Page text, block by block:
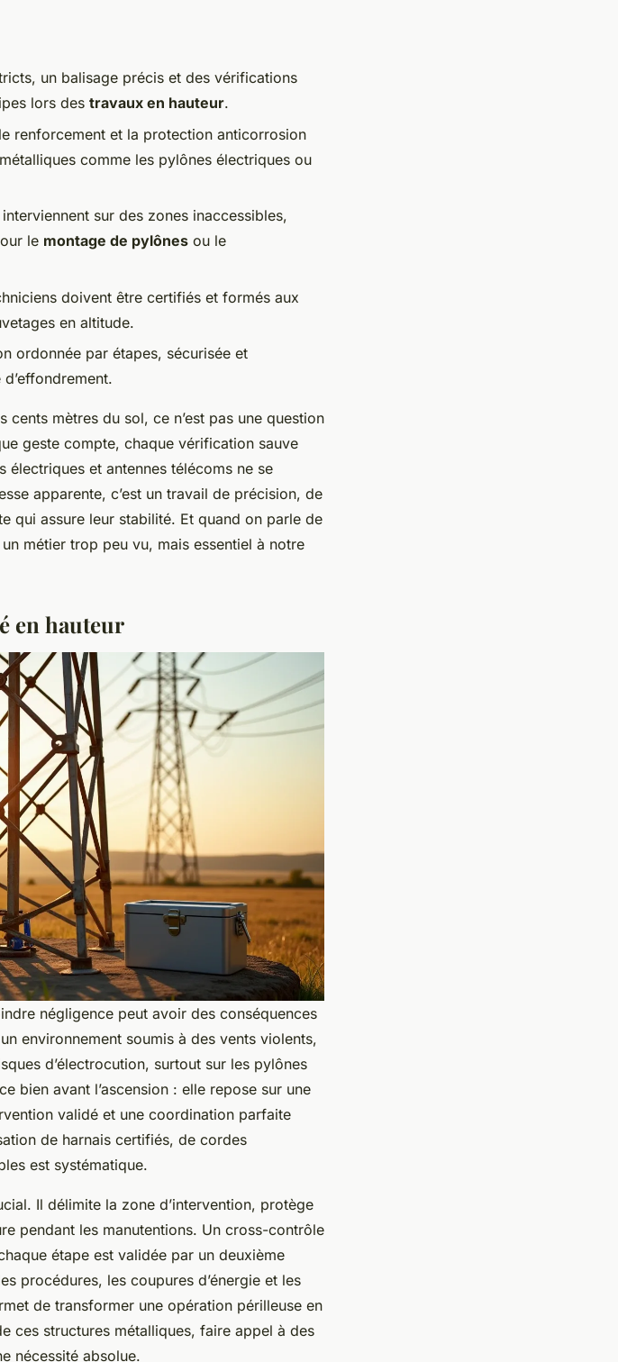
un balisage précis et des vérifications
lors des travaux en hauteur.
renforcement et la protection anticorrosion
métalliques comme les pylônes électriques ou
sur des zones inaccessibles,
le montage de pylônes ou le
doivent être certifiés et formés aux
en altitude.
ordonnée par étapes, sécurisée et
mètres du sol, ce n’est pas une question
geste compte, chaque vérification sauve
électriques et antennes télécoms ne se
apparente, c’est un travail de précision, de
qui assure leur stabilité. Et quand on parle de
métier trop peu vu, mais essentiel à notre
en hauteur
négligence peut avoir des conséquences
environnement soumis à des vents violents,
d’électrocution, surtout sur les pylônes
bien avant l’ascension : elle repose sur une
validé et une coordination parfaite
de harnais certifiés, de cordes
est systématique.
Il délimite la zone d’intervention, protège
pendant les manutentions. Un cross-contrôle
étape est validée par un deuxième
procédures, les coupures d’énergie et les
de transformer une opération périlleuse en
ces structures métalliques, faire appel à des
nécessité absolue.